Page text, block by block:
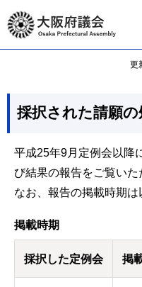
大阪府議会
更
採択された請願
平成25年9月定例会以降
び結果の報告をご覧いた
なお、報告の掲載時期は
掲載時期
採択した定例会 掲